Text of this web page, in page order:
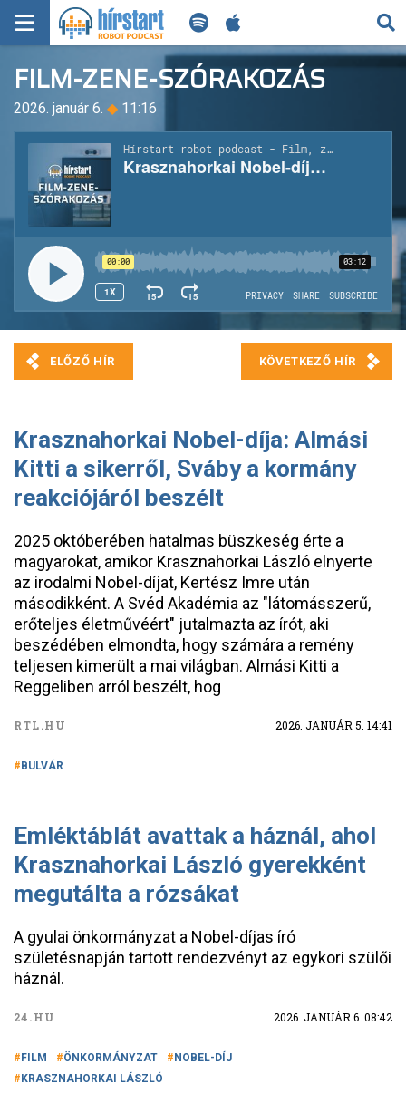
KERESÉS
KEZDŐLAP
FRISS HÍREK
TECH HÍREK
FILM-ZENE-SZÓRAKOZÁS
PLAYLIST
MI AZ A ROBOT PODCAST?
FILM-ZENE-SZÓRAKOZÁS
2026. január 6. ◆ 11:16
Krasznahorkai Nobel-díja: Almási
Kitti a sikerről, Sváby a kormány
reakciójáról beszélt
2025 októberében hatalmas büszkeség érte a
magyarokat, amikor Krasznahorkai László elnyerte
az irodalmi Nobel-díjat, Kertész Imre után
másodikként. A Svéd Akadémia az "látomásszerű,
erőteljes életművéért" jutalmazta az írót, aki
beszédében elmondta, hogy számára a remény
teljesen kimerült a mai világban. Almási Kitti a
Reggeliben arról beszélt, hog
RTL.HU 2026. JANUÁR 5. 14:41
BULVÁR
Emléktáblát avattak a háznál, ahol
Krasznahorkai László gyerekként
megutálta a rózsákat
A gyulai önkormányzat a Nobel-díjas író
születésnapján tartott rendezvényt az egykori szülői
háznál.
24.HU 2026. JANUÁR 6. 08:42
FILM ÖNKORMÁNYZAT
NOBEL-DÍJ
KRASZNAHORKAI LÁSZLÓ